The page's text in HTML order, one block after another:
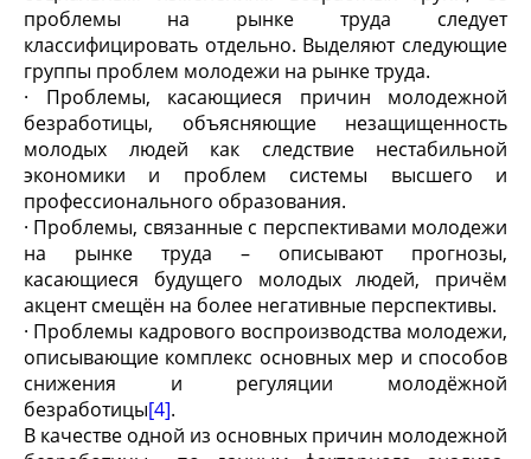
проблемы на рынке труда следует
классифицировать отдельно. Выделяют следующие
группы проблем молодежи на рынке труда.
· Проблемы, касающиеся причин молодежной
безработицы, объясняющие незащищенность
молодых людей как следствие нестабильной
экономики и проблем системы высшего и
профессионального образования.
· Проблемы, связанные с перспективами молодежи
на рынке труда – описывают прогнозы,
касающиеся будущего молодых людей, причём
акцент смещён на более негативные перспективы.
· Проблемы кадрового воспроизводства молодежи,
описывающие комплекс основных мер и способов
снижения и регуляции молодёжной
безработицы[4].
В качестве одной из основных причин молодежной